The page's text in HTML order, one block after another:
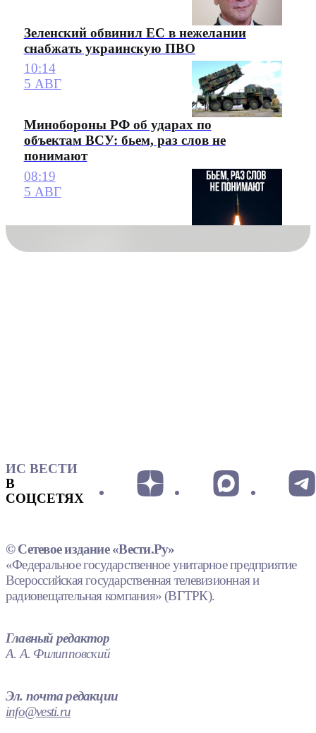
Зеленский обвинил ЕС в нежелании
снабжать украинскую ПВО
10:14
5 АВГ
Минобороны РФ об ударах по
объектам ВСУ: бьем, раз слов не
понимают
08:19
5 АВГ
ИС ВЕСТИ
В
СОЦСЕТЯХ
© Сетевое издание «Вести.Ру»
«Федеральное государственное унитарное предприятие
Всероссийская государственная телевизионная и
радиовещательная компания» (ВГТРК).
Главный редактор
А. А. Филипповский
Эл. почта редакции
info@vesti.ru